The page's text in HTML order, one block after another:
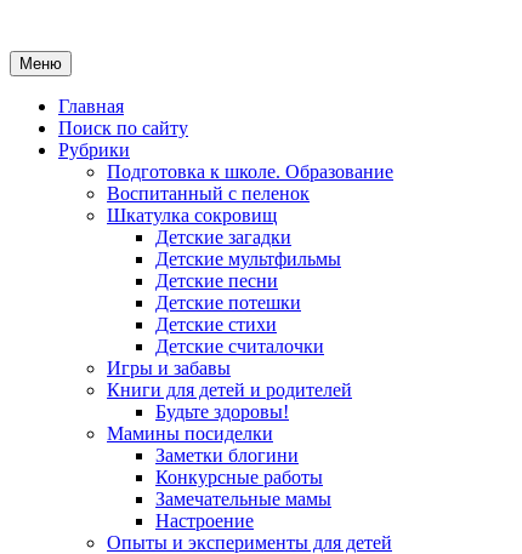
Меню
Главная
Поиск по сайту
Рубрики
Подготовка к школе. Образование
Воспитанный с пеленок
Шкатулка сокровищ
Детские загадки
Детские мультфильмы
Детские песни
Детские потешки
Детские стихи
Детские считалочки
Игры и забавы
Книги для детей и родителей
Будьте здоровы!
Мамины посиделки
Заметки блогини
Конкурсные работы
Замечательные мамы
Настроение
Опыты и эксперименты для детей